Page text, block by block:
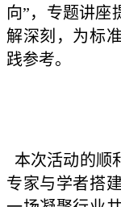
向”，专题讲座
解深刻，为标
践参考。
本次活动的顺
专家与学者搭